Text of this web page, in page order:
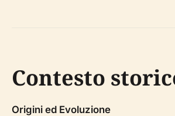
Contesto
Origini ed Evoluzione